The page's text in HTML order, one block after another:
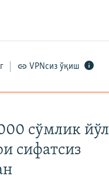
VPNсиз ўқиш
сўмлик йўл
сифатсиз